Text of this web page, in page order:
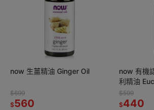
now 生薑精油 Ginger Oil
$699
$560
now 有機
利精油
Oil, Organic
$599
$440